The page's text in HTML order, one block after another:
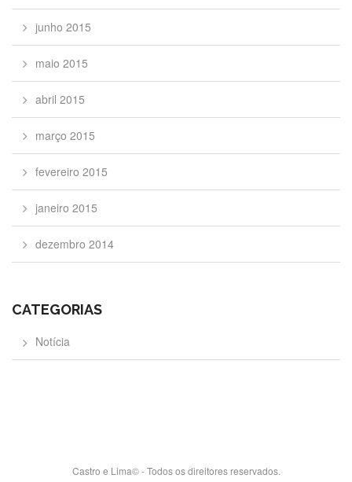
junho 2015
maio 2015
abril 2015
março 2015
fevereiro 2015
janeiro 2015
dezembro 2014
CATEGORIAS
Notícia
Castro e Lima© - Todos os direitores reservados.